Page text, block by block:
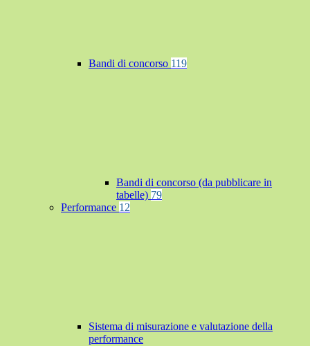
Bandi di concorso 119
Bandi di concorso (da pubblicare in
tabelle) 79
Performance 12
Sistema di misurazione e valutazione della
performance